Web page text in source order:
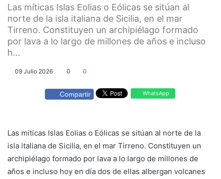
Las míticas Islas Eolias o Eólicas se sitúan al
norte de la isla italiana de Sicilia, en el mar
Tirreno. Constituyen un archipiélago formado
por lava a lo largo de millones de años e incluso
h...
09 Julio 2026 0 0
Compartir WhatsApp
Las míticas Islas Eolias o Eólicas se sitúan al norte de la
isla italiana de Sicilia, en el mar Tirreno. Constituyen un
archipiélago formado por lava a lo largo de millones de
años e incluso hoy en día dos de ellas albergan volcanes